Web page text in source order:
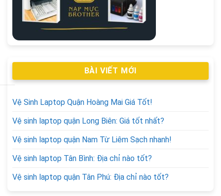
BÀI VIẾT MỚI
Vệ Sinh Laptop Quận Hoàng Mai Giá Tốt!
Vệ sinh laptop quận Long Biên: Giá tốt nhất?
Vệ sinh laptop quận Nam Từ Liêm Sạch nhanh!
Vệ sinh laptop Tân Bình: Địa chỉ nào tốt?
Vệ sinh laptop quận Tân Phú: Địa chỉ nào tốt?